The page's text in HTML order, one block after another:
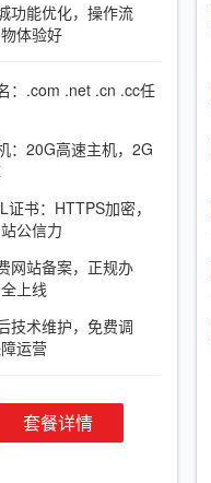
功能优化，操作流
体验好
：.com .net .cn .cc任
：20G高速主机，2G
书：HTTPS加密，
公信力
网站备案，正规办
上线
技术维护，免费调
运营
套餐详情